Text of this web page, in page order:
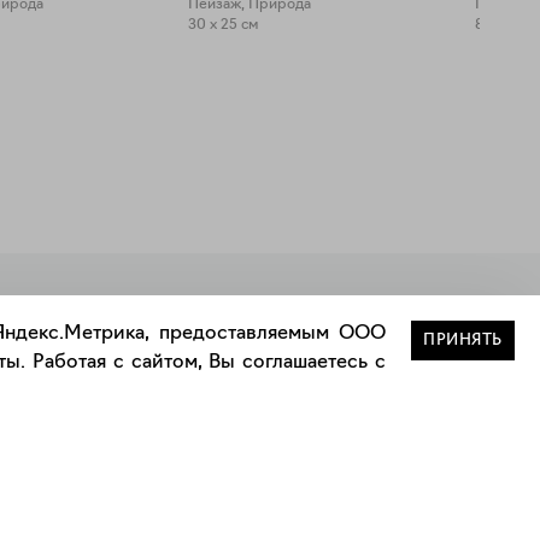
Пейзаж, Природа
30 x 25 см
80 x 60
предоставляемым ООО
Работая с сайтом, Вы соглашаетесь с
ПРИНЯТЬ